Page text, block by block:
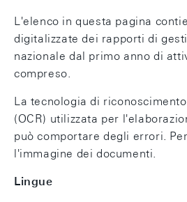
L'elenco in questa pagina
digitalizzate dei rapporti di
nazionale dal primo anno di
compreso.
La tecnologia di
(OCR) utilizzata per
può comportare degli errori.
l'immagine dei documenti.
Lingue